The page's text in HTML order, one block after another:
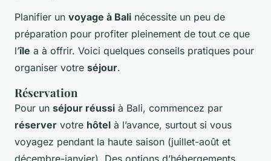
Planifier un voyage à Bali nécessite un peu de
préparation pour profiter pleinement de tout ce que
l’île a à offrir. Voici quelques conseils pratiques pour
organiser votre séjour.
Réservation
Pour un séjour réussi à Bali, commencez par
réserver votre hôtel à l’avance, surtout si vous
voyagez pendant la haute saison (juillet-août et
décembre-janvier). Des options d’hébergements